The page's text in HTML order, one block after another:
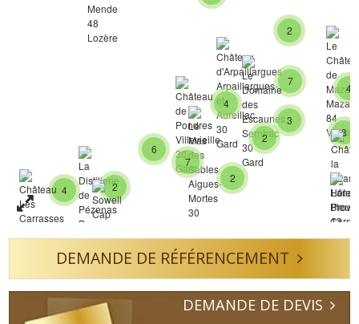
6
2
4
2
7
4
2
2
3
7
4
3
DEMANDE DE RÉFÉRENCEMENT
DEMANDE DE DEVIS